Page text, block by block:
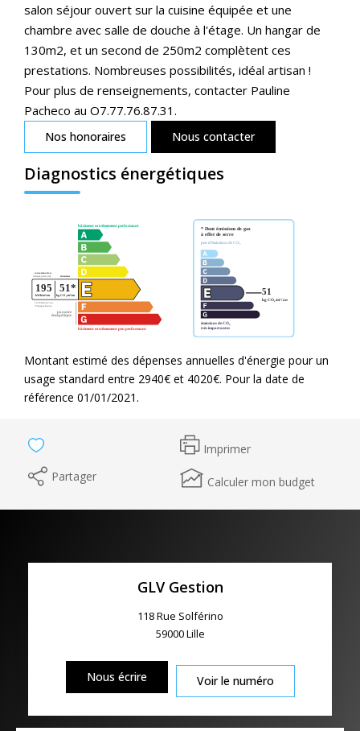
salon séjour ouvert sur la cuisine équipée et une
chambre avec salle de douche à l'étage. Un hangar de
130m2, et un second de 250m2 complètent ces
prestations. Nombreuses possibilités, idéal artisan !
Pour plus de renseignements, contacter Pauline
Pacheco au O7.77.76.87.31.
Nos honoraires Nous contacter
Diagnostics énergétiques
Montant estimé des dépenses annuelles d'énergie pour un
usage standard entre 2940€ et 4020€. Pour la date de
référence 01/01/2021.
Imprimer
Partager
Calculer mon budget
GLV Gestion
118 Rue Solférino
59000Lille
Nous écrire Voir le numéro